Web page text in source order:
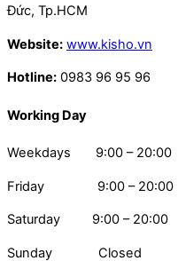
Đức, Tp.HCM
Website: www.kisho.vn
Hotline: 0983 96 95 96
Working Day
Weekdays 9:00 – 20:00
Friday 9:00 – 20:00
Saturday 9:00 – 20:00
Sunday Closed